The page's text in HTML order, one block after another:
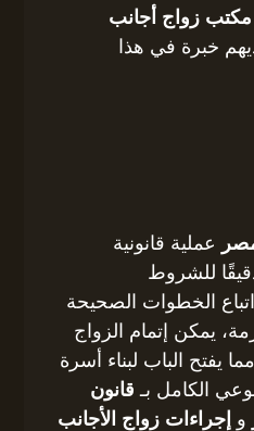
مكتب زواج أجانب
خبرة في هذا
عملية قانونية
للشروط
الخطوات الصحيحة
يمكن إتمام الزواج
يفتح الباب لبناء أسرة
الكامل بـ قانون
و إجراءات زواج الأجانب